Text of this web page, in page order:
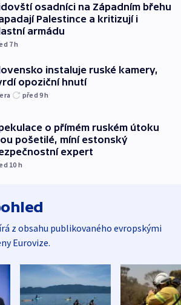
osadníci na Západním břehu
Palestince a kritizují i
armádu
7h
instaluje ruské kamery,
opoziční hnutí
před 9h
o přímém ruském útoku
pošetilé, míní estonský
expert
10 h
z obsahu publikovaného evropskými
Eurovize.